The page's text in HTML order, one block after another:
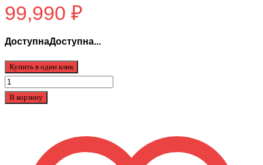
99,990 ₽
ДоступнаДоступна...
Купить в один клик
Количество
товара
В корзину